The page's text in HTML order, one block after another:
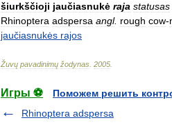
šiurkščioji jaučiasnukė raja statusas
Rhinoptera adspersa angl. rough cow-
jaučiasnukės rajos
Žuvų pavadinimų žodynas 2005
Игры ⚽
Поможем решить
Rhinoptera adspersa